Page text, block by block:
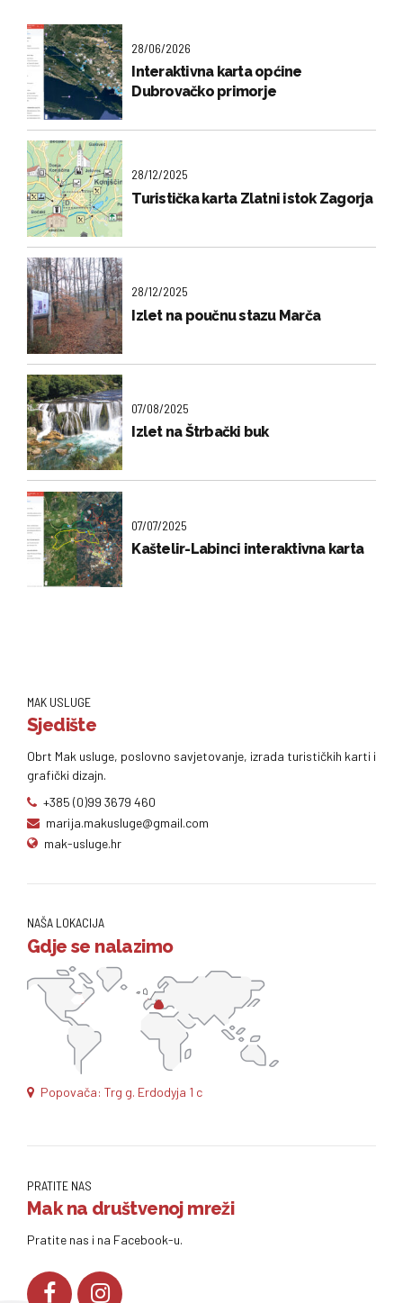
28/06/2026
Interaktivna karta općine
Dubrovačko primorje
28/12/2025
Turistička karta Zlatni istok Zagorja
28/12/2025
Izlet na poučnu stazu Marča
07/08/2025
Izlet na Štrbački buk
07/07/2025
Kaštelir-Labinci interaktivna karta
MAK USLUGE
Sjedište
Obrt Mak usluge, poslovno savjetovanje, izrada turističkih karti i
grafički dizajn.
+385 (0)99 3679 460
marija.makusluge@gmail.com
mak-usluge.hr
NAŠA LOKACIJA
Gdje se nalazimo
Popovača: Trg g. Erdodyja 1 c
PRATITE NAS
Mak na društvenoj mreži
Pratite nas i na Facebook-u.